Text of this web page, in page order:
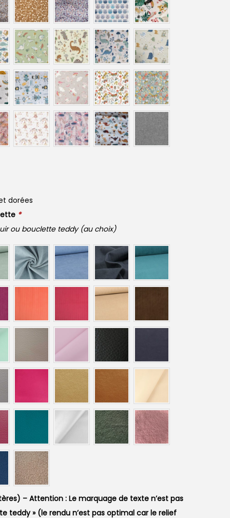
dorées
*
Tissu velours côtelé ou simili cuir ou bouclette teddy (au choix)
– Attention : Le marquage de texte n’est pas
teddy » (le rendu n’est pas optimal car le relief